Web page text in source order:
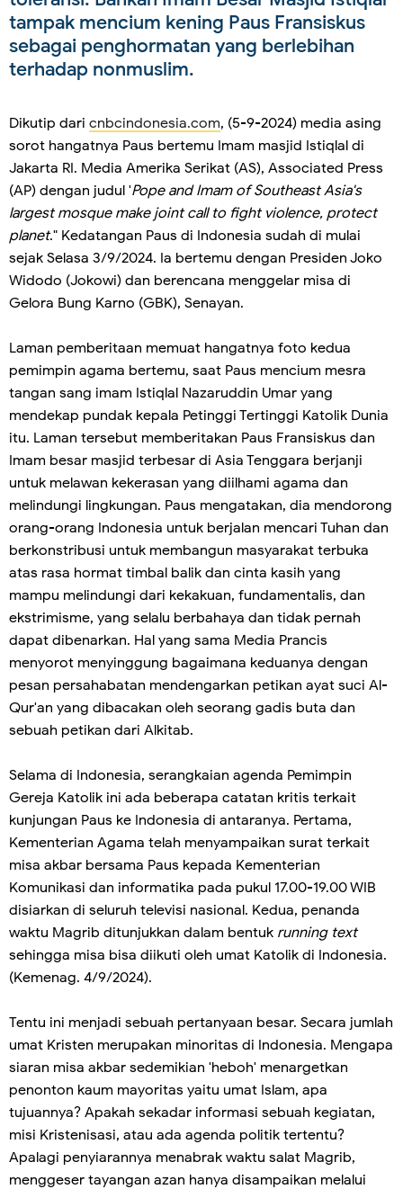
tampak mencium kening Paus Fransiskus
sebagai penghormatan yang berlebihan
terhadap nonmuslim.
Dikutip dari cnbcindonesia.com, (5-9-2024) media asing
sorot hangatnya Paus bertemu Imam masjid Istiqlal di
Jakarta RI. Media Amerika Serikat (AS), Associated Press
(AP) dengan judul 'Pope and Imam of Southeast Asia's
largest mosque make joint call to fight violence, protect
planet." Kedatangan Paus di Indonesia sudah di mulai
sejak Selasa 3/9/2024. Ia bertemu dengan Presiden Joko
Widodo (Jokowi) dan berencana menggelar misa di
Gelora Bung Karno (GBK), Senayan.
Laman pemberitaan memuat hangatnya foto kedua
pemimpin agama bertemu, saat Paus mencium mesra
tangan sang imam Istiqlal Nazaruddin Umar yang
mendekap pundak kepala Petinggi Tertinggi Katolik Dunia
itu. Laman tersebut memberitakan Paus Fransiskus dan
Imam besar masjid terbesar di Asia Tenggara berjanji
untuk melawan kekerasan yang diilhami agama dan
melindungi lingkungan. Paus mengatakan, dia mendorong
orang-orang Indonesia untuk berjalan mencari Tuhan dan
berkonstribusi untuk membangun masyarakat terbuka
atas rasa hormat timbal balik dan cinta kasih yang
mampu melindungi dari kekakuan, fundamentalis, dan
ekstrimisme, yang selalu berbahaya dan tidak pernah
dapat dibenarkan. Hal yang sama Media Prancis
menyorot menyinggung bagaimana keduanya dengan
pesan persahabatan mendengarkan petikan ayat suci Al-
Qur'an yang dibacakan oleh seorang gadis buta dan
sebuah petikan dari Alkitab.
Selama di Indonesia, serangkaian agenda Pemimpin
Gereja Katolik ini ada beberapa catatan kritis terkait
kunjungan Paus ke Indonesia di antaranya. Pertama,
Kementerian Agama telah menyampaikan surat terkait
misa akbar bersama Paus kepada Kementerian
Komunikasi dan informatika pada pukul 17.00-19.00 WIB
disiarkan di seluruh televisi nasional. Kedua, penanda
waktu Magrib ditunjukkan dalam bentuk running text
sehingga misa bisa diikuti oleh umat Katolik di Indonesia.
(Kemenag. 4/9/2024).
Tentu ini menjadi sebuah pertanyaan besar. Secara jumlah
umat Kristen merupakan minoritas di Indonesia. Mengapa
siaran misa akbar sedemikian 'heboh' menargetkan
penonton kaum mayoritas yaitu umat Islam, apa
tujuannya? Apakah sekadar informasi sebuah kegiatan,
misi Kristenisasi, atau ada agenda politik tertentu?
Apalagi penyiarannya menabrak waktu salat Magrib,
menggeser tayangan azan hanya disampaikan melalui